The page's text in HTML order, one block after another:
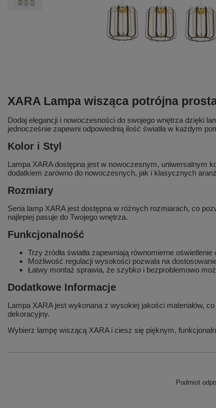
XARA Lampa wisząca potrójna
Dodaj elegancji i nowoczesności do swojego wnętrza dzięki
jednocześnie zapewni odpowiednią ilość światła w każdym
Kolor i Styl
Lampa XARA dostępna jest w nowoczesnym, uniwersalnym
dodatkiem zarówno do nowoczesnych, jak i klasycznych
Rozmiary
Seria lamp XARA jest dostępna w różnych rozmiarach, co
najlepiej pasuje do Twojego wnętrza.
Funkcjonalność
Trzy źródła światła zapewniają równomierne oświetlenie
Możliwość regulacji wysokości pozwala na
Łatwy montaż sprawia, że szybko i bezproblemowo
Dodatkowe Informacje
Lampa XARA jest wykonana z wysokiej jakości materiałów,
dekoracyjny.
Wybierz lampę wiszącą XARA i ciesz się pięknym,
Podmiot